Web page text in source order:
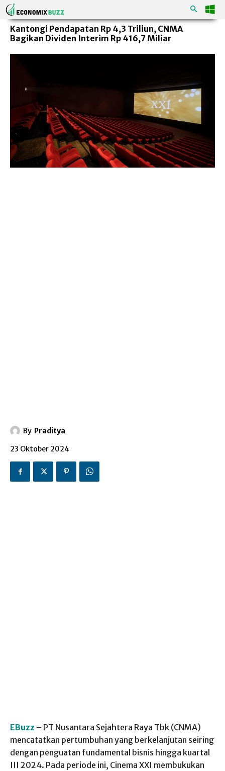
Kantongi Pendapatan Rp 4,3 Triliun, CNMA
Bagikan Dividen Interim Rp 416,7 Miliar
By Praditya
23 Oktober 2024
EBuzz – PT Nusantara Sejahtera Raya Tbk (CNMA)
mencatatkan pertumbuhan yang berkelanjutan seiring
dengan penguatan fundamental bisnis hingga kuartal
III 2024. Pada periode ini, Cinema XXI membukukan